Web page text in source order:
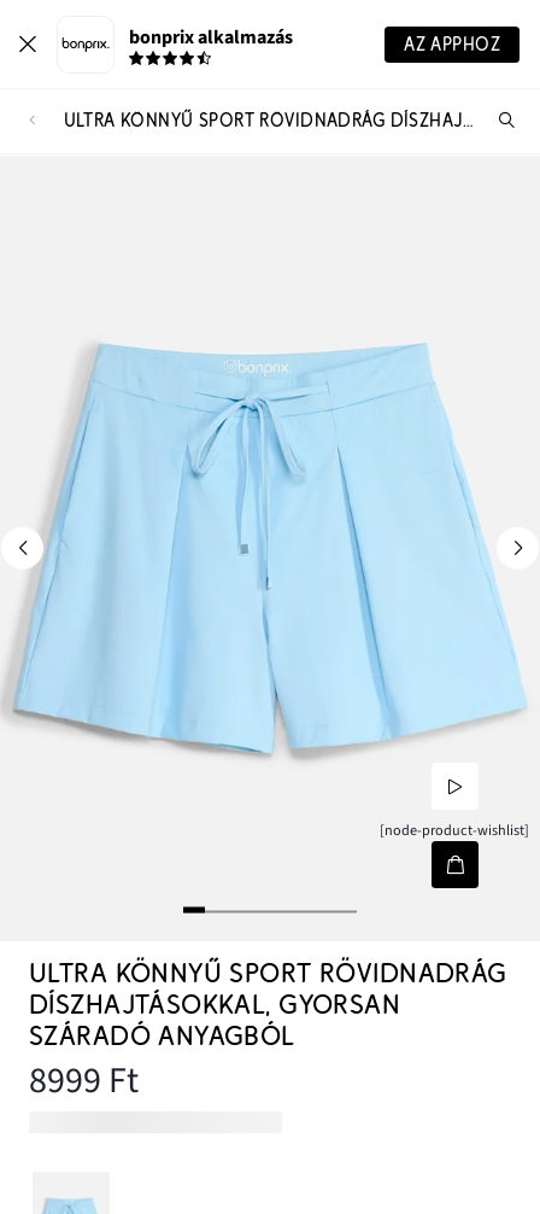
bonprix alkalmazás AZ APPHOZ
ULTRA KÖNNYŰ SPORT RÖVIDNADRÁG DÍSZHAJTÁSOKKAL, GYORSAN SZÁRADÓ ANYAGBÓL
[node-product-wishlist]
ULTRA KÖNNYŰ SPORT RÖVIDNADRÁG
DÍSZHAJTÁSOKKAL, GYORSAN
SZÁRADÓ ANYAGBÓL
8999 Ft